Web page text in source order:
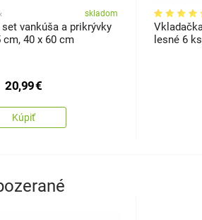
skladom
vankúša a prikrývky
cm, 40 x 60 cm
20,99€
Kúpiť
lesné 6